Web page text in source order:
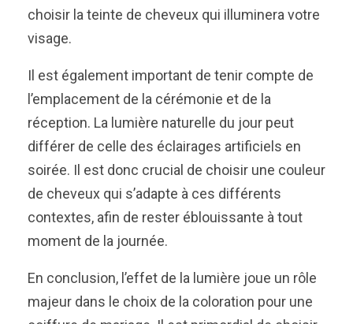
choisir la teinte de cheveux qui illuminera votre
visage.
Il est également important de tenir compte de
l’emplacement de la cérémonie et de la
réception. La lumière naturelle du jour peut
différer de celle des éclairages artificiels en
soirée. Il est donc crucial de choisir une couleur
de cheveux qui s’adapte à ces différents
contextes, afin de rester éblouissante à tout
moment de la journée.
En conclusion, l’effet de la lumière joue un rôle
majeur dans le choix de la coloration pour une